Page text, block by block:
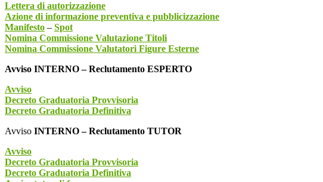
Lettera di autorizzazione
Azione di informazione preventiva e pubblicizzazione
Manifesto – Spot
Nomina Commissione Valutazione Titoli
Nomina Commissione Valutatori Figure Esterne
Avviso INTERNO – Reclutamento ESPERTO
Avviso
Decreto Graduatoria Provvisoria
Decreto Graduatoria Definitiva
Avviso INTERNO – Reclutamento TUTOR
Avviso
Decreto Graduatoria Provvisoria
Decreto Graduatoria Definitiva